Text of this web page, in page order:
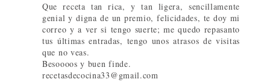
Que receta tan rica, y tan ligera, sencillamente
genial y digna de un premio, felicidades, te doy mi
correo y a ver si tengo suerte; me quedo repasanto
tus últimas entradas, tengo unos atrasos de visitas
que no veas.
Besoooos y buen finde.
recetasdecocina33@gmail.com